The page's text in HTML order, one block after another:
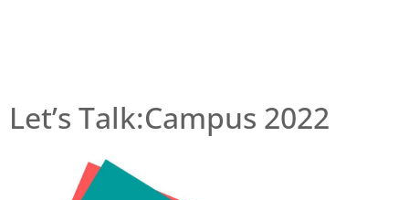
Let’s Talk:Campus 2022